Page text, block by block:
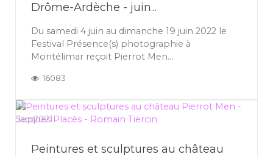
Drôme-Ardèche - juin...
Du samedi 4 juin au dimanche 19 juin 2022 le
Festival Présence(s) photographie à
Montélimar reçoit Pierrot Men...
16083
24
Sep2021
Peintures et sculptures au château